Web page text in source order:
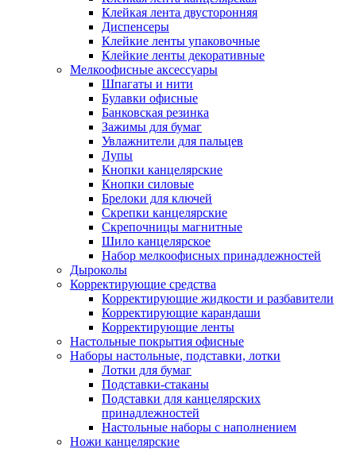
Клейкая лента двусторонняя
Диспенсеры
Клейкие ленты упаковочные
Клейкие ленты декоративные
Мелкоофисные аксессуары
Шпагаты и нити
Булавки офисные
Банковская резинка
Зажимы для бумаг
Увлажнители для пальцев
Лупы
Кнопки канцелярские
Кнопки силовые
Брелоки для ключей
Скрепки канцелярские
Скрепочницы магнитные
Шило канцелярское
Набор мелкоофисных принадлежностей
Дыроколы
Корректирующие средства
Корректирующие жидкости и разбавители
Корректирующие карандаши
Корректирующие ленты
Настольные покрытия офисные
Наборы настольные, подставки, лотки
Лотки для бумаг
Подставки-стаканы
Подставки для канцелярских
принадлежностей
Настольные наборы с наполнением
Ножи канцелярские